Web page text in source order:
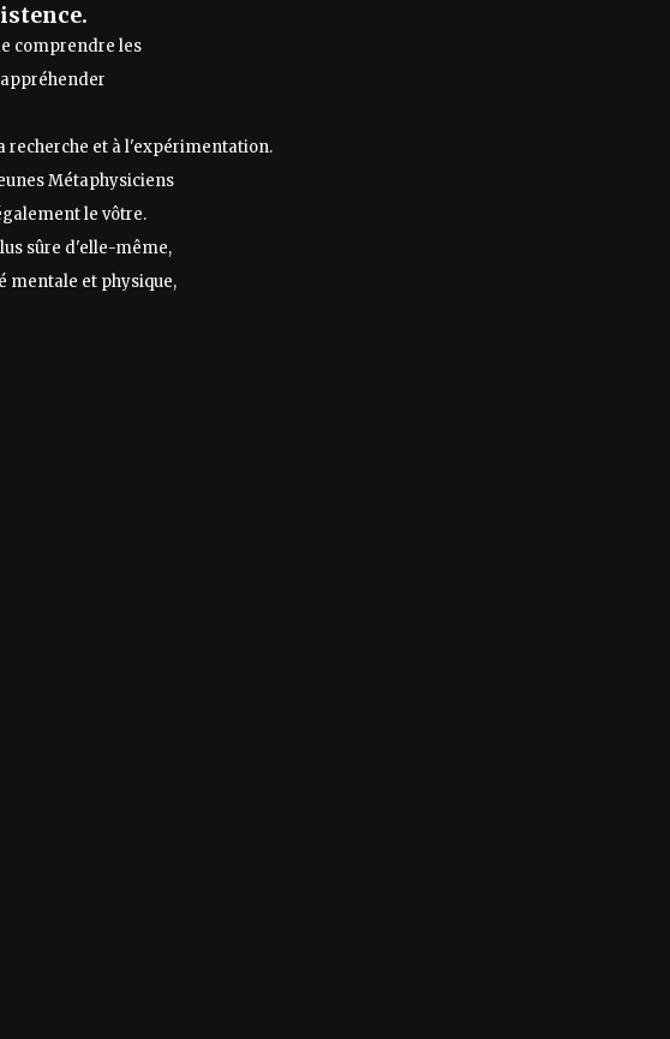
comprendre les
recherche et à l'expérimentation.
Métaphysiciens
le vôtre.
sûre d'elle-même,
mentale et physique,